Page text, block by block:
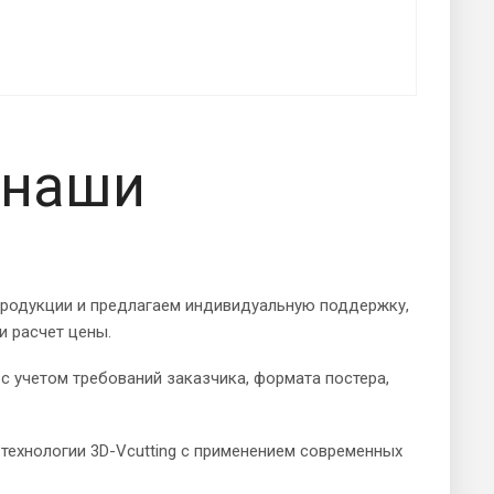
и предлагаем индивидуальную поддержку,
расчет цены.
требований заказчика, формата постера,
3D-Vcutting с применением современных